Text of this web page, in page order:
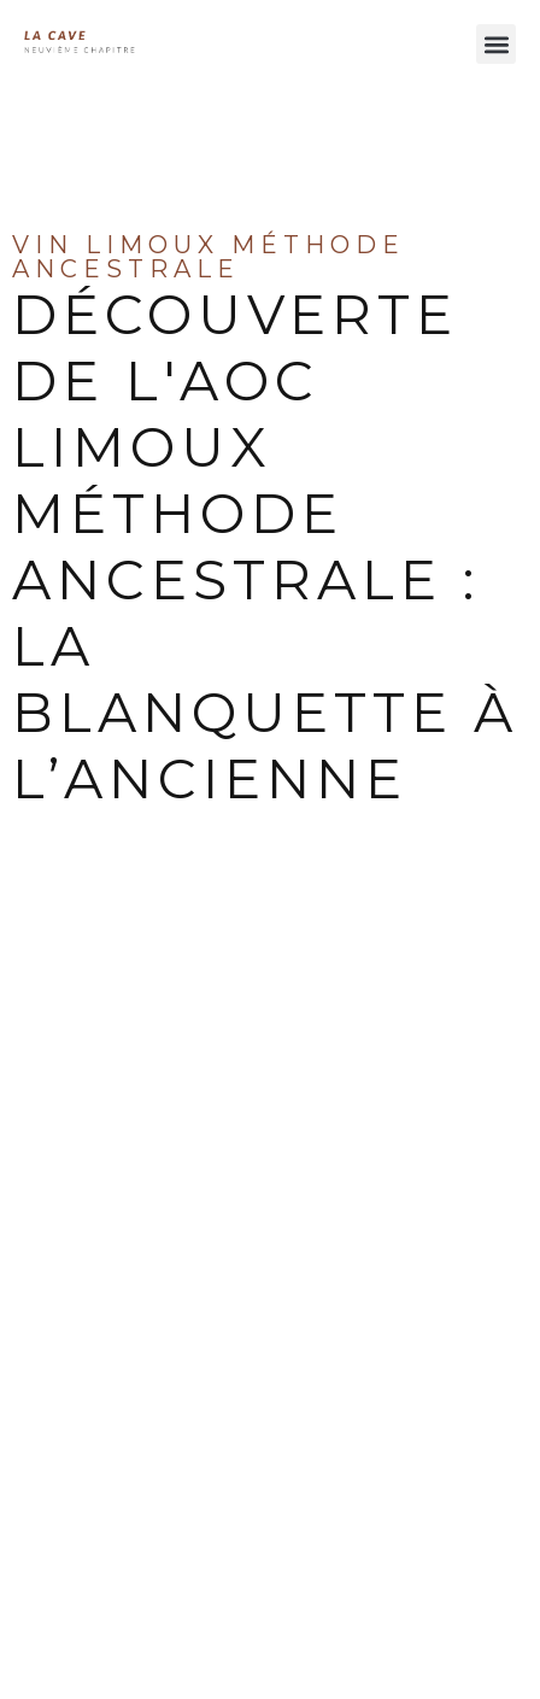
VIN LIMOUX MÉTHODE
ANCESTRALE
DÉCOUVERTE
DE L'AOC
LIMOUX
MÉTHODE
ANCESTRALE :
LA
BLANQUETTE À
L’ANCIENNE